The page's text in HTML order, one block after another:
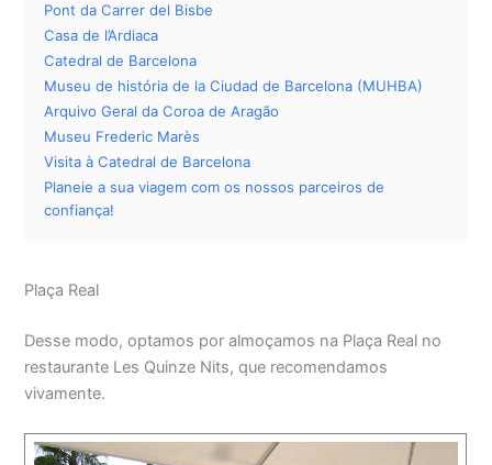
Pont da Carrer del Bisbe
Casa de l’Ardiaca
Catedral de Barcelona
Museu de história de la Ciudad de Barcelona (MUHBA)
Arquivo Geral da Coroa de Aragão
Museu Frederic Marès
Visita à Catedral de Barcelona
Planeie a sua viagem com os nossos parceiros de
confiança!
Plaça Real
Desse modo, optamos por almoçamos na Plaça Real no
restaurante Les Quinze Nits, que recomendamos
vivamente.